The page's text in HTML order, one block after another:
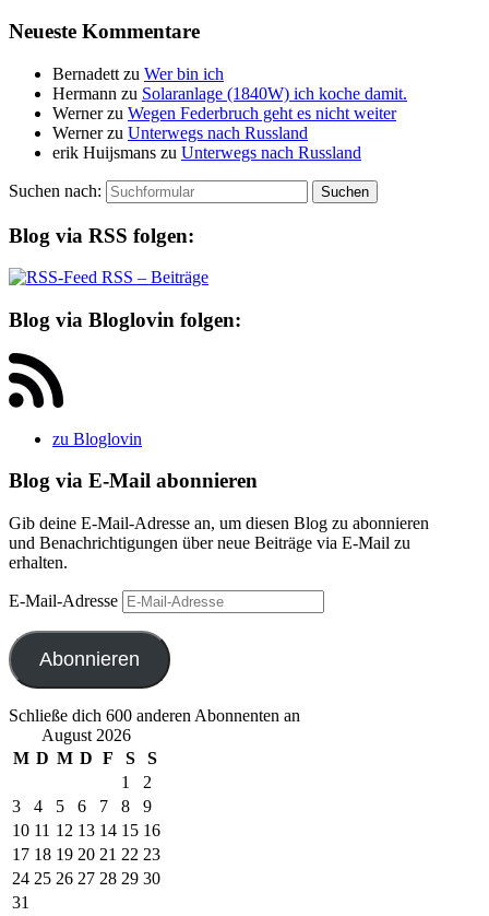
Neueste Kommentare
Bernadett zu Wer bin ich
Hermann zu Solaranlage (1840W) ich koche damit.
Wernerzu Wegen Federbruch geht es nicht weiter
Wernerzu Unterwegs nach Russland
erik Huijsmans zu Unterwegs nach Russland
Suchen nach:
Blog via RSS folgen:
RSS – Beiträge
Blog via Bloglovin folgen:
zu Bloglovin
Blog via E-Mail abonnieren
Gib deine E-Mail-Adresse an, um diesen Blog zu abonnieren
und Benachrichtigungen über neue Beiträge via E-Mail zu
erhalten.
E-Mail-Adresse
Abonnieren
Schließe dich 600 anderen Abonnenten an
August 2026
M D M D F S
S
1
2
3
4 5 6 7 8
9
10 11 12 13 14 15 16
17 18 19 20 21 22 23
24 25 26 27 28 29 30
31